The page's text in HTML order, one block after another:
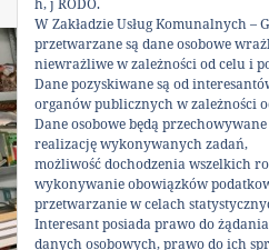
publikacji
h, j RODO.
W Zakładzie Usług Komunalnych –
przetwarzane są dane osobowe
niewrażliwe w zależności od celu i
Dane pozyskiwane są od
organów publicznych w zależności
Dane osobowe będą
realizację wykonywanych zadań,
możliwość dochodzenia wszelkich
wykonywanie obowiązków
przetwarzanie w celach
Interesant posiada prawo do
danych osobowych, prawo do ich